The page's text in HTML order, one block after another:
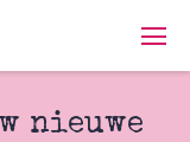
nieuwe